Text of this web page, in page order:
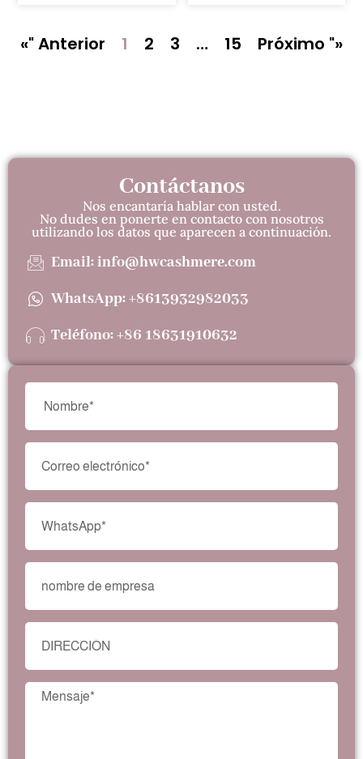
«" Anterior 1 2 3 … 15 Próximo "»
Contáctanos
Nos encantaría hablar con usted.
No dudes en ponerte en contacto con nosotros
utilizando los datos que aparecen a continuación.
Email: info@hwcashmere.com
WhatsApp: +8613932982033
Teléfono: +86 18631910632